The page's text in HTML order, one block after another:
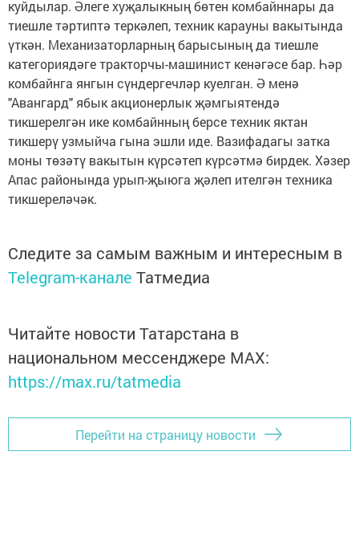
куйдылар. Әлеге хуҗалыкның бөтен комбайннары да
тиешле тәртиптә теркәлеп, техник карауны вакытында
үткән. Механизаторларның барысының да тиешле
категориядәге тракторчы-машинист кенәгәсе бар. Һәр
комбайнга янгын сүндергечләр куелган. Ә менә
"Авангард" ябык акционерлык җәмгыятендә
тикшерелгән ике комбайнның берсе техник яктан
тикшерү узмыйча гына эшли иде. Вазифадагы затка
моны төзәтү вакытын күрсәтеп күрсәтмә бирдек. Хәзер
Апас районында урып-җыюга җәлеп ителгән техника
тикшереләчәк.
Следите за самым важным и интересным в
Telegram-канале Татмедиа
Читайте новости Татарстана в
национальном мессенджере MАХ:
https://max.ru/tatmedia
Перейти на страницу новости